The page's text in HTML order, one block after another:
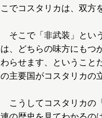
こでコスタリカは、双方
そこで「非武装」とい
は、どちらの味方にもつ
わらせます、ということ
の主要国がコスタリカの
こうしてコスタリカの